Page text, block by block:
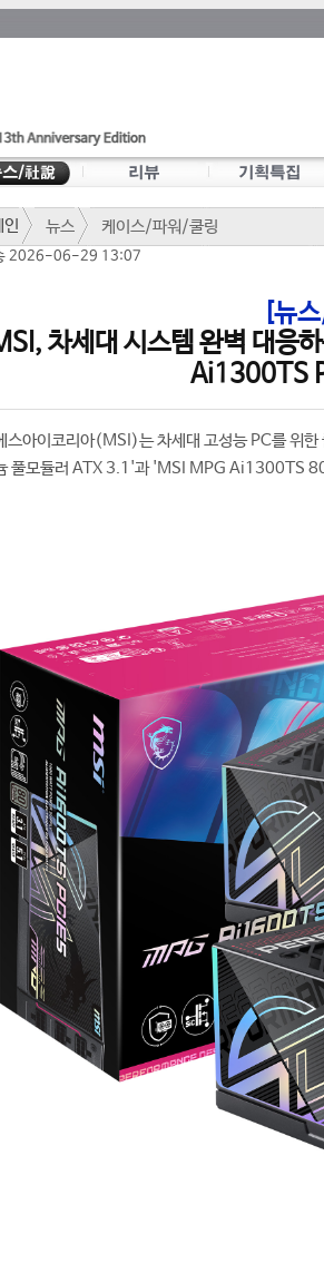
인 뉴스 케이스/파워/쿨링
2026-06-29 13:07
[뉴
차세대 시스템 완벽 대응
Ai1300TS
스아이코리아(MSI)는 차세대 고성능 PC를 위
풀모듈러 ATX 3.1'과 'MSI MPG Ai1300TS